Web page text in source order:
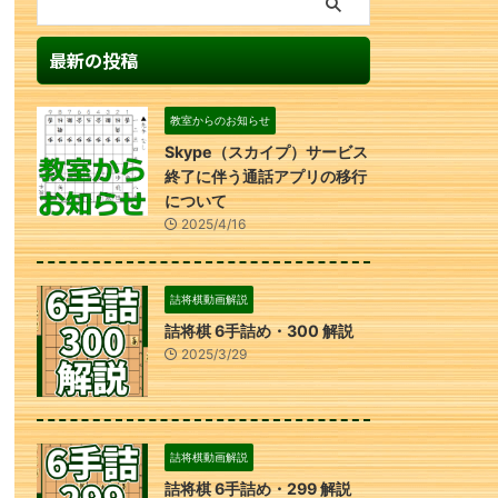
最新の投稿
教室からのお知らせ
Skype（スカイプ）サービス
終了に伴う通話アプリの移行
について
2025/4/16
詰将棋動画解説
詰将棋 6手詰め・300 解説
2025/3/29
詰将棋動画解説
詰将棋 6手詰め・299 解説